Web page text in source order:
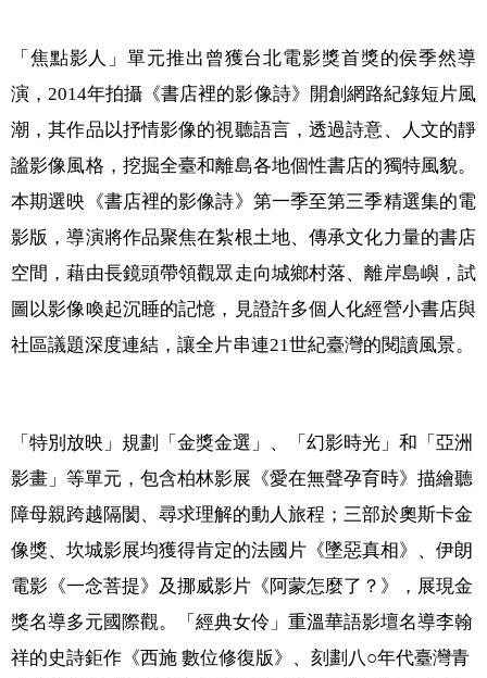
「焦點影人」單元推出曾獲台北電影獎首獎的侯季然導
演，2014年拍攝《書店裡的影像詩》開創網路紀錄短片風
潮，其作品以抒情影像的視聽語言，透過詩意、人文的靜
謐影像風格，挖掘全臺和離島各地個性書店的獨特風貌。
本期選映《書店裡的影像詩》第一季至第三季精選集的電
影版，導演將作品聚焦在紮根土地、傳承文化力量的書店
空間，藉由長鏡頭帶領觀眾走向城鄉村落、離岸島嶼，試
圖以影像喚起沉睡的記憶，見證許多個人化經營小書店與
社區議題深度連結，讓全片串連21世紀臺灣的閱讀風景。
「特別放映」規劃「金獎金選」、「幻影時光」和「亞洲
影畫」等單元，包含柏林影展《愛在無聲孕育時》描繪聽
障母親跨越隔閡、尋求理解的動人旅程；三部於奧斯卡金
像獎、坎城影展均獲得肯定的法國片《墜惡真相》、伊朗
電影《一念菩提》及挪威影片《阿蒙怎麼了？》，展現金
獎名導多元國際觀。「經典女伶」重溫華語影壇名導李翰
祥的史詩鉅作《西施 數位修復版》、刻劃八○年代臺灣青